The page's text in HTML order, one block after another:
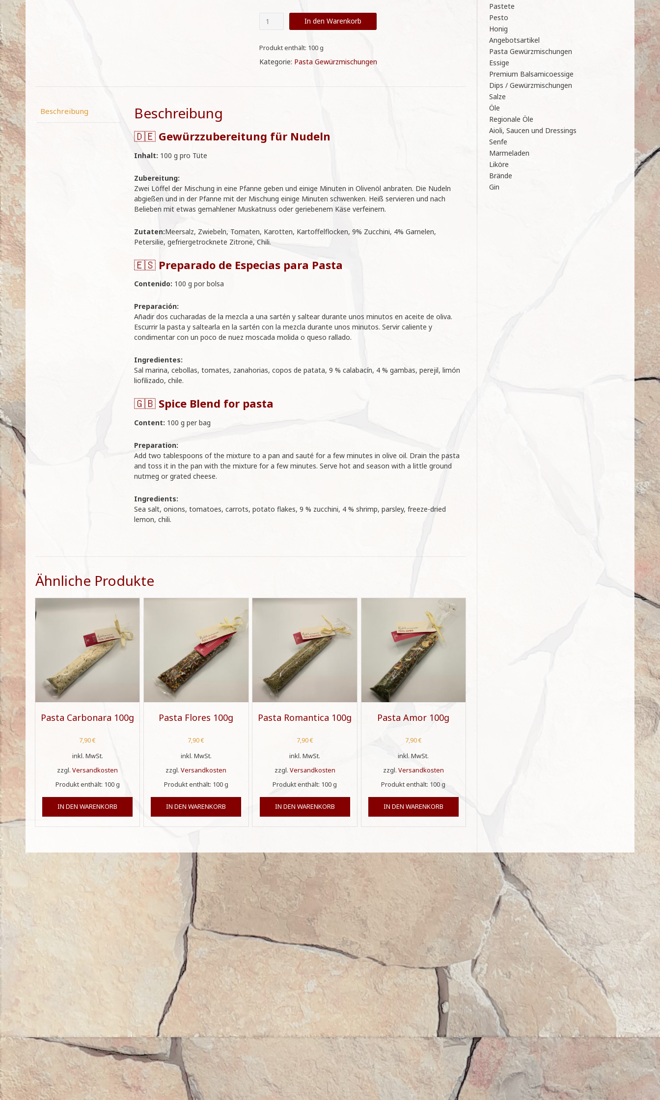
Pasta
Gambas
Calabacin
100g
Menge
In den Warenkorb
Produkt enthält: 100g
Kategorie: Pasta Gewürzmischungen
Beschreibung Beschreibung
🇩🇪 Gewürzzubereitung für Nudeln
Inhalt: 100 g pro Tüte
Zubereitung:
Zwei Löffel der Mischung in eine Pfanne geben und einige Minuten in Olivenöl anbraten. Die Nudeln
abgießen und in der Pfanne mit der Mischung einige Minuten schwenken. Heiß servieren und nach
Belieben mit etwas gemahlener Muskatnuss oder geriebenem Käse verfeinern.
Zutaten:Meersalz, Zwiebeln, Tomaten, Karotten, Kartoffelflocken, 9% Zucchini, 4% Garnelen,
Petersilie, gefriergetrocknete Zitrone, Chili.
🇪🇸 Preparado de Especias para Pasta
Contenido: 100 g por bolsa
Preparación:
Añadir dos cucharadas de la mezcla a una sartén y saltear durante unos minutos en aceite de oliva.
Escurrir la pasta y saltearla en la sartén con la mezcla durante unos minutos. Servir caliente y
condimentar con un poco de nuez moscada molida o queso rallado.
Ingredientes:
Sal marina, cebollas, tomates, zanahorias, copos de patata, 9 % calabacín, 4 % gambas, perejil, limón
liofilizado, chile.
🇬🇧 Spice Blend for pasta
Content: 100 g per bag
Preparation:
Add two tablespoons of the mixture to a pan and sauté for a few minutes in olive oil. Drain the pasta
and toss it in the pan with the mixture for a few minutes. Serve hot and season with a little ground
nutmeg or grated cheese.
Ingredients:
Sea salt, onions, tomatoes, carrots, potato flakes, 9 % zucchini, 4 % shrimp, parsley, freeze-dried
lemon, chili.
Ähnliche Produkte
Pasta Carbonara 100g
7,90€
inkl. MwSt.
zzgl.Versandkosten
Produkt enthält: 100g
IN DEN WARENKORB
Pasta Flores 100g
7,90€
inkl. MwSt.
zzgl.Versandkosten
Produkt enthält: 100g
IN DEN WARENKORB
Pasta Romantica 100g
7,90€
inkl. MwSt.
zzgl. Versandkosten
Produkt enthält: 100g
IN DEN WARENKORB
Pasta Amor 100g
7,90€
inkl. MwSt.
zzgl. Versandkosten
Produkt enthält: 100g
IN DEN WARENKORB
Pastete
Pesto
Honig
Angebotsartikel
Pasta Gewürzmischungen
Essige
Premium Balsamicoessige
Dips / Gewürzmischungen
Salze
Öle
Regionale Öle
Aioli, Saucen und Dressings
Senfe
Marmeladen
Liköre
Brände
Gin